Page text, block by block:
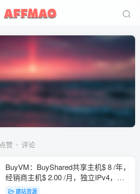
点赞 评论
BuyVM：BuyShared共享主机$ 8 /年，
经销商主机$ 2.00 /月，独立IPv4，免
费SSL证书
建站资源